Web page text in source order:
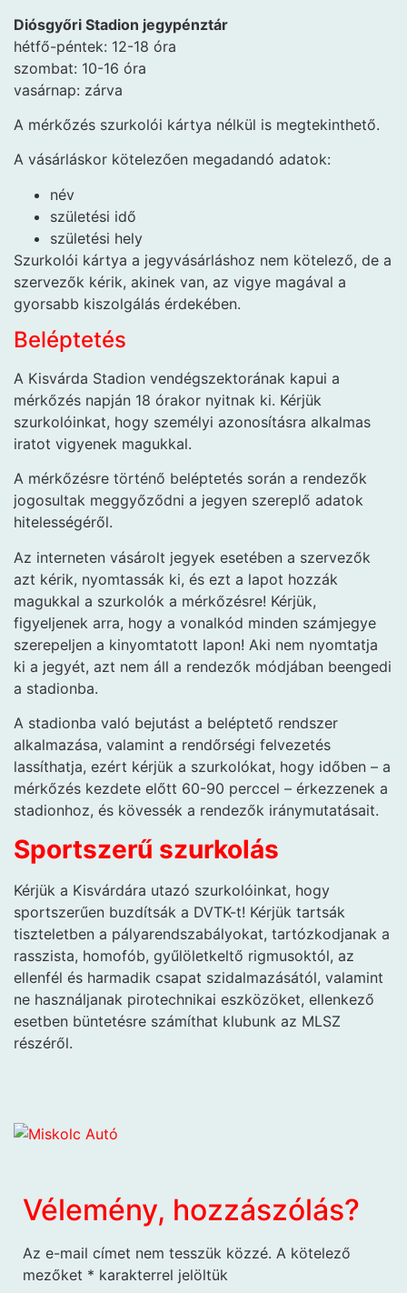
Diósgyőri Stadion jegypénztár
hétfő-péntek: 12-18 óra
szombat: 10-16 óra
vasárnap: zárva
A mérkőzés szurkolói kártya nélkül is megtekinthető.
A vásárláskor kötelezően megadandó adatok:
név
születési idő
születési hely
Szurkolói kártya a jegyvásárláshoz nem kötelező, de a
szervezők kérik, akinek van, az vigye magával a
gyorsabb kiszolgálás érdekében.
Beléptetés
A Kisvárda Stadion vendégszektorának kapui a
mérkőzés napján 18 órakor nyitnak ki. Kérjük
szurkolóinkat, hogy személyi azonosításra alkalmas
iratot vigyenek magukkal.
A mérkőzésre történő beléptetés során a rendezők
jogosultak meggyőződni a jegyen szereplő adatok
hitelességéről.
Az interneten vásárolt jegyek esetében a szervezők
azt kérik, nyomtassák ki, és ezt a lapot hozzák
magukkal a szurkolók a mérkőzésre! Kérjük,
figyeljenek arra, hogy a vonalkód minden számjegye
szerepeljen a kinyomtatott lapon! Aki nem nyomtatja
ki a jegyét, azt nem áll a rendezők módjában beengedi
a stadionba.
A stadionba való bejutást a beléptető rendszer
alkalmazása, valamint a rendőrségi felvezetés
lassíthatja, ezért kérjük a szurkolókat, hogy időben – a
mérkőzés kezdete előtt 60-90 perccel – érkezzenek a
stadionhoz, és kövessék a rendezők iránymutatásait.
Sportszerű szurkolás
Kérjük a Kisvárdára utazó szurkolóinkat, hogy
sportszerűen buzdítsák a DVTK-t! Kérjük tartsák
tiszteletben a pályarendszabályokat, tartózkodjanak a
rasszista, homofób, gyűlöletkeltő rigmusoktól, az
ellenfél és harmadik csapat szidalmazásától, valamint
ne használjanak pirotechnikai eszközöket, ellenkező
esetben büntetésre számíthat klubunk az MLSZ
részéről.
Vélemény, hozzászólás?
Az e-mail címet nem tesszük közzé. A kötelező
mezőket * karakterrel jelöltük